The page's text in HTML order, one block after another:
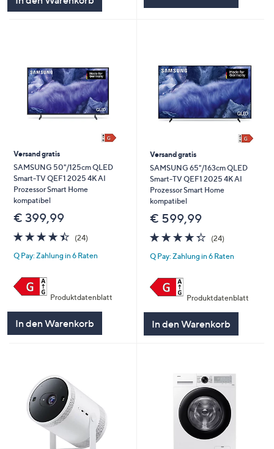
Versand gratis
SAMSUNG 50"/125cm QLED
Smart-TV QEF1 2025 4K AI
Prozessor Smart Home
kompatibel
€ 399,99
4.4
von
5
(24)
Q Pay: Zahlung in 6 Raten
Produktdatenblatt
In den Warenkorb
Versand gratis
SAMSUNG 65"/163cm QLED
Smart-TV QEF1 2025 4K AI
Prozessor Smart Home
kompatibel
€ 599,99
4.3
von
5
(24)
Q Pay: Zahlung in 6 Raten
Produktdatenblatt
In den Warenkorb